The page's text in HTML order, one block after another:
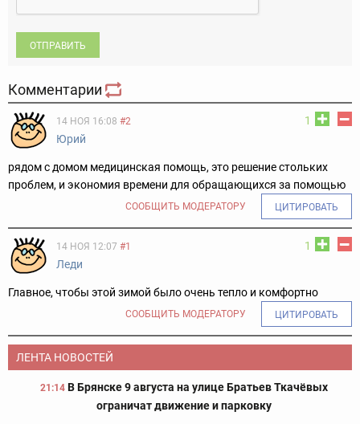
ОТПРАВИТЬ
Комментарии
1
14 НОЯ 16:08 #2
Юрий
рядом с домом медицинская помощь, это решение стольких
проблем, и экономия времени для обращающихся за помощью
СООБЩИТЬ МОДЕРАТОРУ ЦИТИРОВАТЬ
1
14 НОЯ 12:07 #1
Леди
Главное, чтобы этой зимой было очень тепло и комфортно
СООБЩИТЬ МОДЕРАТОРУ ЦИТИРОВАТЬ
ЛЕНТА НОВОСТЕЙ
21:14 В Брянске 9 августа на улице Братьев Ткачёвых
ограничат движение и парковку